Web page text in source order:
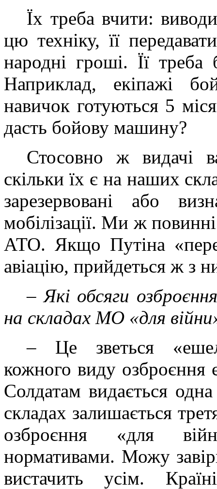
Їх треба вчити:
цю техніку, її
народні гроші. Її треба
Наприклад, екіпажі
навичок готуються 5
дасть бойову машину?
Стосовно ж видачі
скільки їх є на наших
зарезервовані або
мобілізації. Ми ж
АТО. Якщо Путіна
авіацію, прийдеться ж з
–Які обсяги
на складах МО «для
– Це зветься
кожного виду озброєння
Солдатам видається
складах залишається
озброєння «для
нормативами. Можу
вистачить усім.